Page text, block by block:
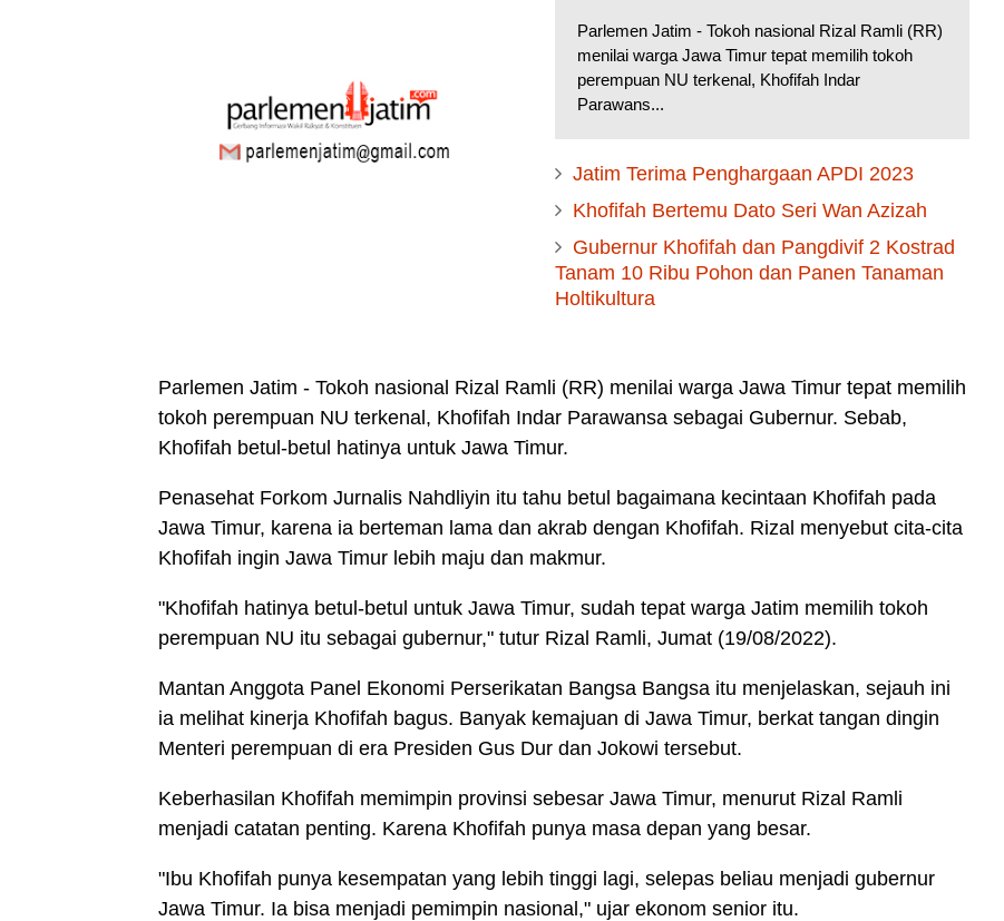
Parlemen Jatim - Tokoh nasional Rizal Ramli (RR)
menilai warga Jawa Timur tepat memilih tokoh
perempuan NU terkenal, Khofifah Indar
Parawans...
Jatim Terima Penghargaan APDI 2023
Khofifah Bertemu Dato Seri Wan Azizah
Gubernur Khofifah dan Pangdivif 2 Kostrad
Tanam 10 Ribu Pohon dan Panen Tanaman
Holtikultura
Parlemen Jatim - Tokoh nasional Rizal Ramli (RR) menilai warga Jawa Timur tepat memilih
tokoh perempuan NU terkenal, Khofifah Indar Parawansa sebagai Gubernur. Sebab,
Khofifah betul-betul hatinya untuk Jawa Timur.
Penasehat Forkom Jurnalis Nahdliyin itu tahu betul bagaimana kecintaan Khofifah pada
Jawa Timur, karena ia berteman lama dan akrab dengan Khofifah. Rizal menyebut cita-cita
Khofifah ingin Jawa Timur lebih maju dan makmur.
"Khofifah hatinya betul-betul untuk Jawa Timur, sudah tepat warga Jatim memilih tokoh
perempuan NU itu sebagai gubernur," tutur Rizal Ramli, Jumat (19/08/2022).
Mantan Anggota Panel Ekonomi Perserikatan Bangsa Bangsa itu menjelaskan, sejauh ini
ia melihat kinerja Khofifah bagus. Banyak kemajuan di Jawa Timur, berkat tangan dingin
Menteri perempuan di era Presiden Gus Dur dan Jokowi tersebut.
Keberhasilan Khofifah memimpin provinsi sebesar Jawa Timur, menurut Rizal Ramli
menjadi catatan penting. Karena Khofifah punya masa depan yang besar.
"Ibu Khofifah punya kesempatan yang lebih tinggi lagi, selepas beliau menjadi gubernur
Jawa Timur. Ia bisa menjadi pemimpin nasional," ujar ekonom senior itu.